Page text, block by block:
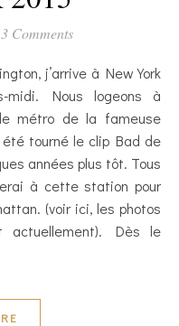
3 Comments
midi. Nous logeons à
métro de la fameuse
été tourné le clip Bad de
années plus tôt. Tous
à cette station pour
(voir ici, les photos
Dès le